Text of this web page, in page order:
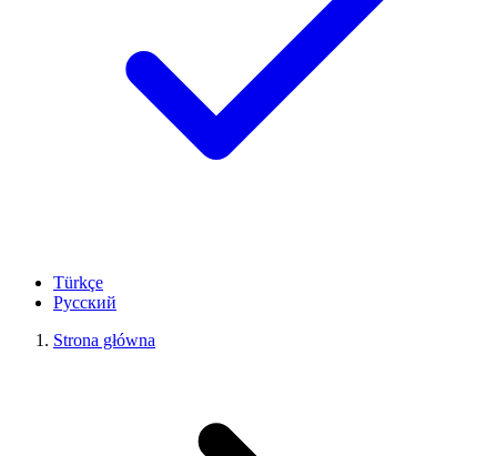
Türkçe
Русский
Strona główna